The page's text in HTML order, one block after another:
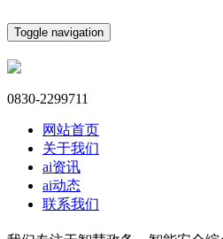
Toggle navigation
0830-2299711
网站首页
关于我们
ai资讯
ai动态
联系我们